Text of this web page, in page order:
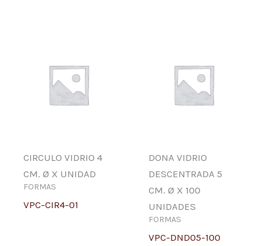
CIRCULO VIDRIO 4
CM. Ø X UNIDAD
FORMAS
VPC-CIR4-01
DONA VIDRIO
DESCENTRADA 5
CM. Ø X 100
UNIDADES
FORMAS
VPC-DND05-100